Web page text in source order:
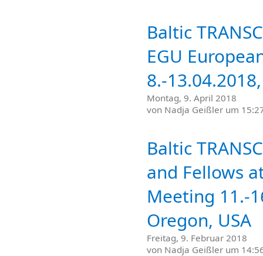
Baltic
EGU
8.-
Montag, 9. April 2018
von Nadja Geißler um
Baltic
and Fellows
Meeting 11.-
Oregon, USA
Freitag, 9. Februar 2018
von Nadja Geißler um